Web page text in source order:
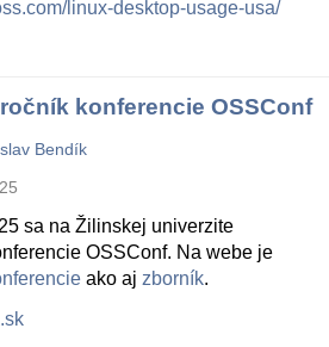
linux-desktop-usage-usa/
konferencie OSSConf
Bendík
sa na Žilinskej univerzite
OSSConf. Na webe je
ako aj zborník.